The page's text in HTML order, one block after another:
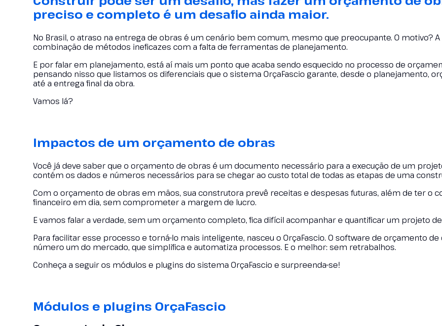
preciso e completo é um desafio ainda maior.
No Brasil, o atraso na entrega de obras é um cenário bem comum, mesmo que preocupante. O motivo? A
combinação de métodos ineficazes com a falta de ferramentas de planejamento.
E por falar em planejamento, está aí mais um ponto que acaba sendo esquecido no processo de
pensando nisso que listamos os diferenciais que o sistema OrçaFascio garante, desde o planejamento,
até a entrega final da obra.
Vamos lá?
Impactos de um orçamento de obras
Você já deve saber que o orçamento de obras é um documento necessário para a execução de um
contém os dados e números necessários para se chegar ao custo total de todas as etapas de uma
Com o orçamento de obras em mãos, sua construtora prevê receitas e despesas futuras, além de ter o
financeiro em dia, sem comprometer a margem de lucro.
E vamos falar a verdade, sem um orçamento completo, fica difícil acompanhar e quantificar um projeto
Para facilitar esse processo e torná-lo mais inteligente, nasceu o OrçaFascio. O software de orçamento de
número um do mercado, que simplifica e automatiza processos. E o melhor: sem retrabalhos.
Conheça a seguir os módulos e plugins do sistema OrçaFascio e surpreenda-se!
Módulos e plugins OrçaFascio